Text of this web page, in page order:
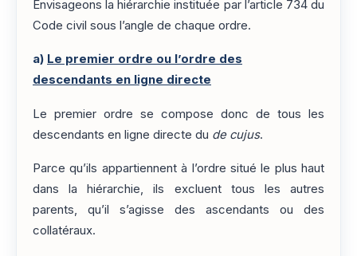
Envisageons la hiérarchie instituée par l’article 734 du
Code civil sous l’angle de chaque ordre.
a) Le premier ordre ou l’ordre des
descendants en ligne directe
Le premier ordre se compose donc de tous les
descendants en ligne directe du de cujus.
Parce qu’ils appartiennent à l’ordre situé le plus haut
dans la hiérarchie, ils excluent tous les autres
parents, qu’il s’agisse des ascendants ou des
collatéraux.